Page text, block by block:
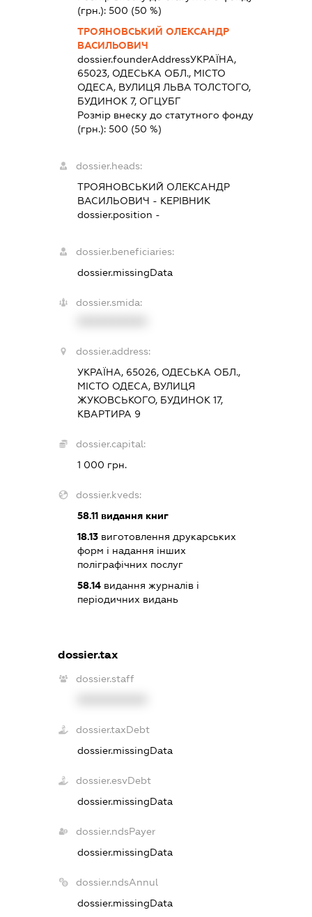
(грн.):500 (50 %)
ТРОЯНОВСЬКИЙ ОЛЕКСАНДР
ВАСИЛЬОВИЧ
dossier.founderAddressУКРАЇНА,
65023, ОДЕСЬКА ОБЛ., МІСТО
ОДЕСА, ВУЛИЦЯ ЛЬВА ТОЛСТОГО,
БУДИНОК 7, ОГЦУБГ
Розмір внеску до статутного фонду
(грн.):500 (50 %)
dossier.heads:
ТРОЯНОВСЬКИЙ ОЛЕКСАНДР
ВАСИЛЬОВИЧ - КЕРІВНИК
dossier.position -
dossier.beneficiaries:
dossier.missingData
dossier.smida:
dossier.address:
УКРАЇНА, 65026, ОДЕСЬКА ОБЛ.,
МІСТО ОДЕСА, ВУЛИЦЯ
ЖУКОВСЬКОГО, БУДИНОК 17,
КВАРТИРА 9
dossier.capital:
1 000 грн.
dossier.kveds:
58.11 видання книг
18.13 виготовлення друкарських
форм і надання інших
поліграфічних послуг
58.14 видання журналів і
періодичних видань
dossier.tax
dossier.staff
dossier.taxDebt
dossier.missingData
dossier.esvDebt
dossier.missingData
dossier.ndsPayer
dossier.missingData
dossier.ndsAnnul
dossier.missingData